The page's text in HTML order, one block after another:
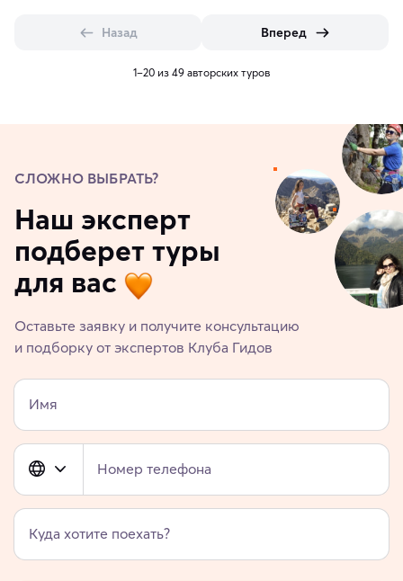
Назад Вперед
1–20 из 49 авторских туров
СЛОЖНО ВЫБРАТЬ?
Наш эксперт
подберет туры
для вас
Оставьте заявку и получите консультацию
и подборку от экспертов Клуба Гидов
Имя
Номер телефона
Куда хотите поехать?